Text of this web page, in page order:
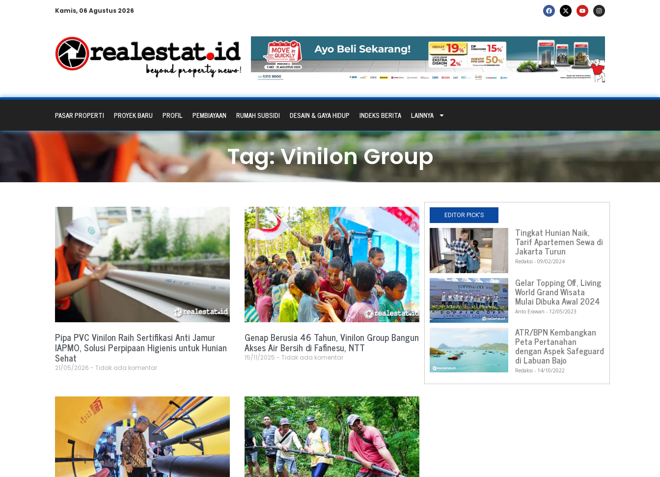
Kamis, 06 Agustus 2026
PASAR PROPERTI PROYEK BARU PROFIL PEMBIAYAAN RUMAH SUBSIDI DESAIN & GAYA HIDUP INDEKS BERITA LAINNYA
Tag: Vinilon Group
Pipa PVC Vinilon Raih Sertifikasi Anti Jamur
IAPMO, Solusi Perpipaan Higienis untuk Hunian
Sehat
21/05/2026 Tidak ada komentar
Genap Berusia 46 Tahun, Vinilon Group Bangun
Akses Air Bersih di Fafinesu, NTT
15/11/2025 Tidak ada komentar
EDITOR PICK'S
Tingkat Hunian Naik,
Tarif Apartemen Sewa di
Jakarta Turun
Redaksi 09/02/2024
Gelar Topping Off, Living
World Grand Wisata
Mulai Dibuka Awal 2024
Anto Erawan 12/05/2023
ATR/BPN Kembangkan
Peta Pertanahan
dengan Aspek Safeguard
di Labuan Bajo
Redaksi 14/10/2022